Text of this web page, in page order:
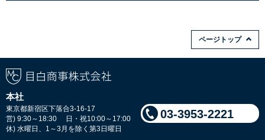
ページトップ
本社
東京都新宿区下落合3-16-17
営) 9:30～18:30 日・祝10:00～17:00
休) 水曜日、1～3月を除く第3日曜日
03-3953-2221